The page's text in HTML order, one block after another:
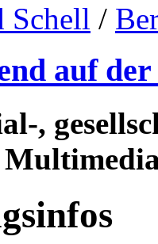
Schell /
auf
,